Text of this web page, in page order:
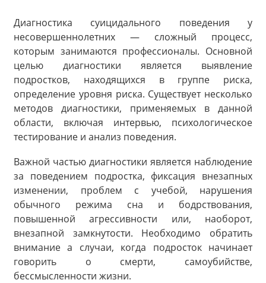
Диагностика суицидального поведения у
несовершеннолетних — сложный процесс,
которым занимаются профессионалы. Основной
целью диагностики является выявление
подростков, находящихся в группе риска,
определение уровня риска. Существует несколько
методов диагностики, применяемых в данной
области, включая интервью, психологическое
тестирование и анализ поведения.
Важной частью диагностики является наблюдение
за поведением подростка, фиксация внезапных
изменении, проблем с учебой, нарушения
обычного режима сна и бодрствования,
повышенной агрессивности или, наоборот,
внезапной замкнутости. Необходимо обратить
внимание а случаи, когда подросток начинает
говорить о смерти, самоубийстве,
бессмысленности жизни.